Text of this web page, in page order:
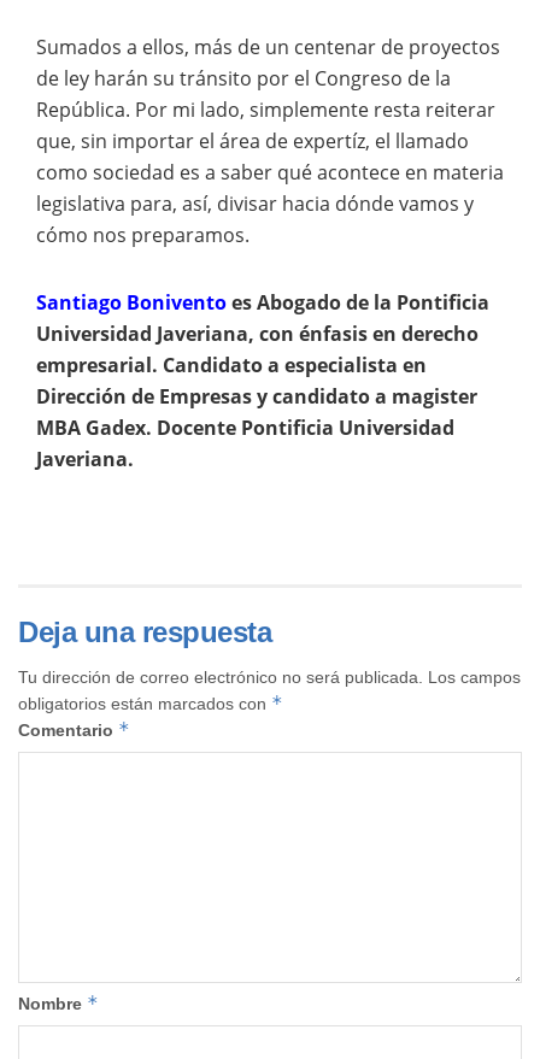
Sumados a ellos, más de un centenar de proyectos
de ley harán su tránsito por el Congreso de la
República. Por mi lado, simplemente resta reiterar
que, sin importar el área de expertíz, el llamado
como sociedad es a saber qué acontece en materia
legislativa para, así, divisar hacia dónde vamos y
cómo nos preparamos.
Santiago BoniventoesAbogado de la Pontificia
Universidad Javeriana, con énfasis en derecho
empresarial. Candidato a especialista en
Dirección de Empresas y candidato a magister
MBA Gadex. Docente Pontificia Universidad
Javeriana.
Deja una respuesta
Tu dirección de correo electrónico no será publicada.
Los campos
obligatorios están marcados con *
Comentario *
Nombre *